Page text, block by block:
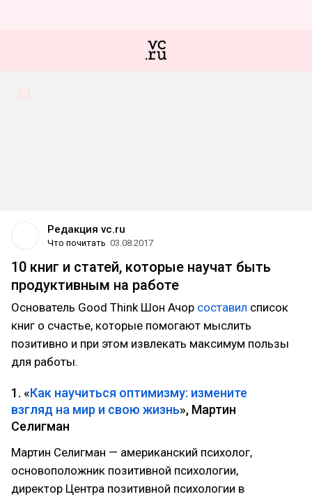
Редакция vc.ru
Что почитать 03.08.2017
10 книг и статей, которые научат быть
продуктивным на работе
Основатель Good Think Шон Ачор составил список
книг о счастье, которые помогают мыслить
позитивно и при этом извлекать максимум пользы
для работы.
1. «Как научиться оптимизму: измените
взгляд на мир и свою жизнь», Мартин
Селигман
Мартин Селигман — американский психолог,
основоположник позитивной психологии,
директор Центра позитивной психологии в